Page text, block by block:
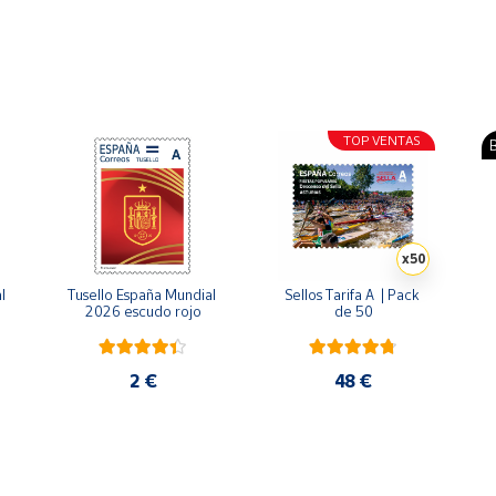
Tusello España Mundial
2026 escudo rojo
2 €
TOP VENTAS
x50
Sellos Tarifa A  | Pack
de 50
48 €